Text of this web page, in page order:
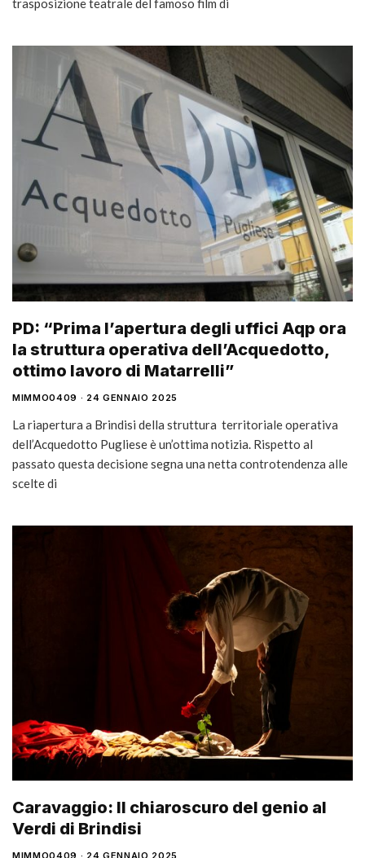
trasposizione teatrale del famoso film di
PD: “Prima l’apertura degli uffici Aqp ora
la struttura operativa dell’Acquedotto,
ottimo lavoro di Matarrelli”
MIMMO0409 24 GENNAIO 2025
La riapertura a Brindisi della struttura territoriale operativa
dell’Acquedotto Pugliese è un’ottima notizia. Rispetto al
passato questa decisione segna una netta controtendenza alle
scelte di
Caravaggio: Il chiaroscuro del genio al
Verdi di Brindisi